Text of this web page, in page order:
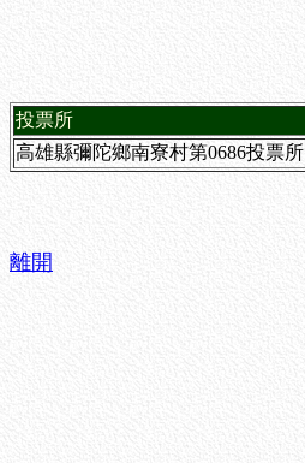
投票所
高雄縣彌陀鄉南寮村第0686投票所
離開